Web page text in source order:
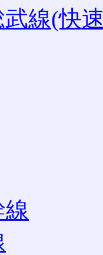
線(快